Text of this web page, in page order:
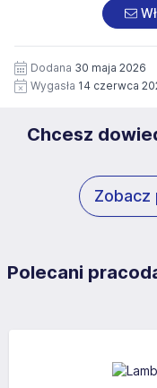
pod numerem 33
siedziby
https://
załączonych
wizerunku), na
12 miesięcy. Zgoda
czasie wycofana.
Dodana 30 maja 2026
Wygasła 14 czerwca
Chcesz
Zobacz
Polecani